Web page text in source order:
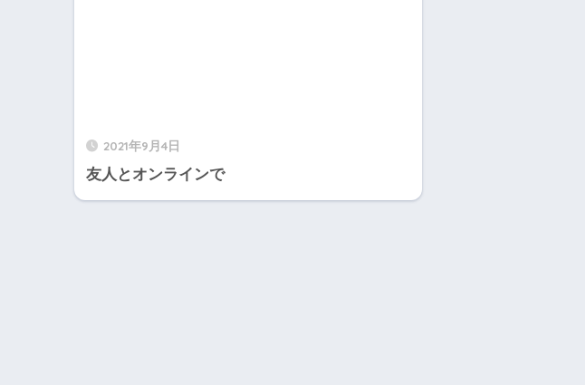
2021年9月4日
友人とオンラインで